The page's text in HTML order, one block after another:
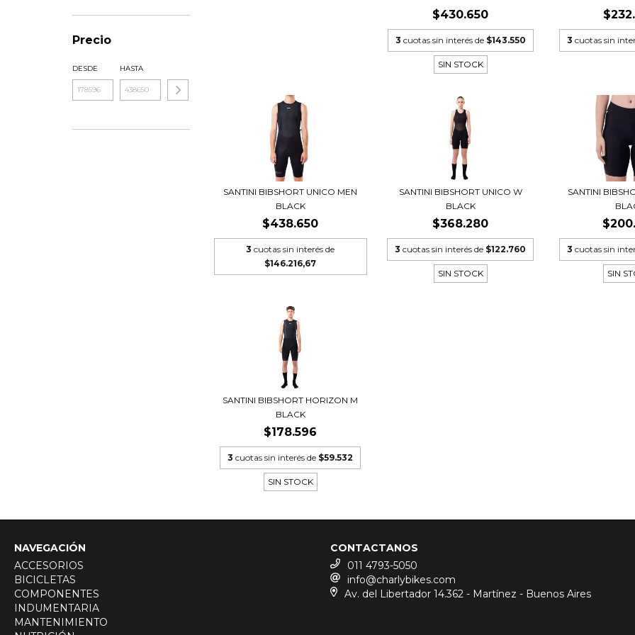
Precio
DESDE HASTA
$430.650
3 cuotas sin interés de $143.550
SIN STOCK
3 cuotas sin
SANTINI BIBSHORT UNICO MEN
BLACK
$438.650
3 cuotas sin interés de
$146.216,67
SANTINI BIBSHORT UNICO W
BLACK
$368.280
3 cuotas sin interés de $122.760
SIN STOCK
SANTINI
3 cuotas sin
SIN
SANTINI BIBSHORT HORIZON M
BLACK
$178.596
3 cuotas sin interés de $59.532
SIN STOCK
NAVEGACIÓN
ACCESORIOS
BICICLETAS
COMPONENTES
INDUMENTARIA
MANTENIMIENTO
CONTACTANOS
011 4793-5050
info@charlybikes.com
Av. del Libertador 14.362 - Martínez - Buenos Aires